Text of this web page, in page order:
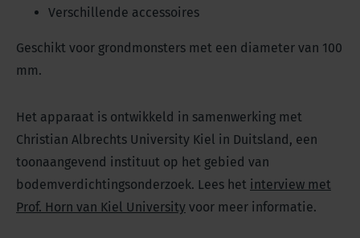
Verschillende accessoires
Geschikt voor grondmonsters met een diameter van 100
mm.
Het apparaat is ontwikkeld in samenwerking met
Christian Albrechts University Kiel in Duitsland, een
toonaangevend instituut op het gebied van
bodemverdichtingsonderzoek. Lees het interview met
Prof. Horn van Kiel University voor meer informatie.